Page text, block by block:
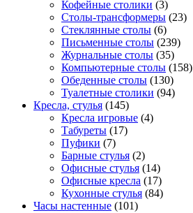
Кофейные столики (3)
Столы-трансформеры (23)
Стеклянные столы (6)
Письменные столы (239)
Журнальные столы (35)
Компьютерные столы (158)
Обеденные столы (130)
Туалетные столики (94)
Кресла, стулья (145)
Кресла игровые (4)
Табуреты (17)
Пуфики (7)
Барные стулья (2)
Офисные стулья (14)
Офисные кресла (17)
Кухонные стулья (84)
Часы настенные (101)